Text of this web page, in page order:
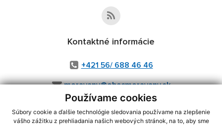
Používame cookies
Súbory cookie a ďalšie technológie sledovania používame na zlepšenie
vášho zážitku z prehliadania našich webových stránok, na to, aby sme
Kontaktné informácie
+421 56/ 688 46 46
moravany@obecmoravany.sk